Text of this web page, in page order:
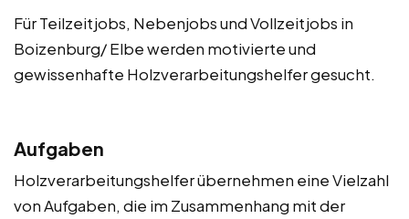
Für Teilzeitjobs, Nebenjobs und Vollzeitjobs in
Boizenburg/ Elbe werden motivierte und
gewissenhafte Holzverarbeitungshelfer gesucht.
Aufgaben
Holzverarbeitungshelfer übernehmen eine Vielzahl
von Aufgaben, die im Zusammenhang mit der